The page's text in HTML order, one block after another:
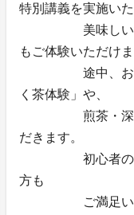
特別講義を実施いた
美味しい淹れ
もご体験いただけま
途中、お茶の
く茶体験」や、
煎茶・深むし
だきます。
初心者の方は
方も
ご満足いただ